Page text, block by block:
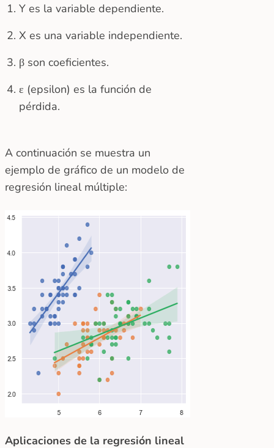
Y es la variable dependiente.
X es una variable independiente.
β son coeficientes.
ε (epsilon) es la función de
pérdida.
A continuación se muestra un
ejemplo de gráfico de un modelo de
regresión lineal múltiple:
Aplicaciones de la regresión lineal